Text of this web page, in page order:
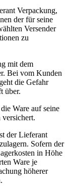
Verpackung,
der für seine
Versender
zu
mit dem
Bei vom Kunden
die Gefahr
über.
Ware auf seine
der Lieferant
Sofern der
in Höhe
Ware je
höherer